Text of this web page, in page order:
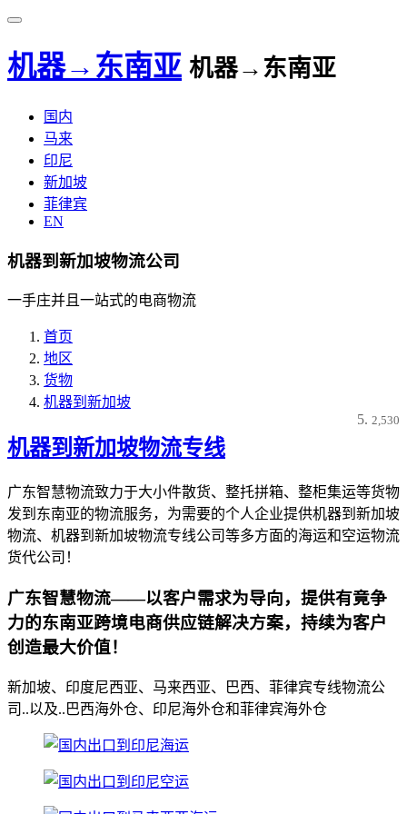
机器→东南亚 机器→东南亚
国内
马来
印尼
新加坡
菲律宾
EN
机器到新加坡物流公司
一手庄并且一站式的电商物流
首页
地区
货物
机器到新加坡
2,530
机器到新加坡物流专线
广东智慧物流致力于大小件散货、整托拼箱、整柜集运等货物
发到东南亚的物流服务，为需要的个人企业提供机器到新加坡
物流、机器到新加坡物流专线公司等多方面的海运和空运物流
货代公司！
广东智慧物流——以客户需求为导向，提供有竟争
力的东南亚跨境电商供应链解决方案，持续为客户
创造最大价值！
新加坡、印度尼西亚、马来西亚、巴西、菲律宾专线物流公
司..以及..巴西海外仓、印尼海外仓和菲律宾海外仓